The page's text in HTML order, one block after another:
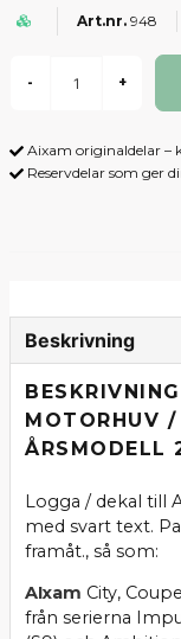
948
- +
Aixam originaldelar –
Reservdelar som ger
Beskrivning
MOTORHUV
ÅRSMODELL
Logga / dekal till
med svart text.
framåt., så som:
AIxam City,
från serierna